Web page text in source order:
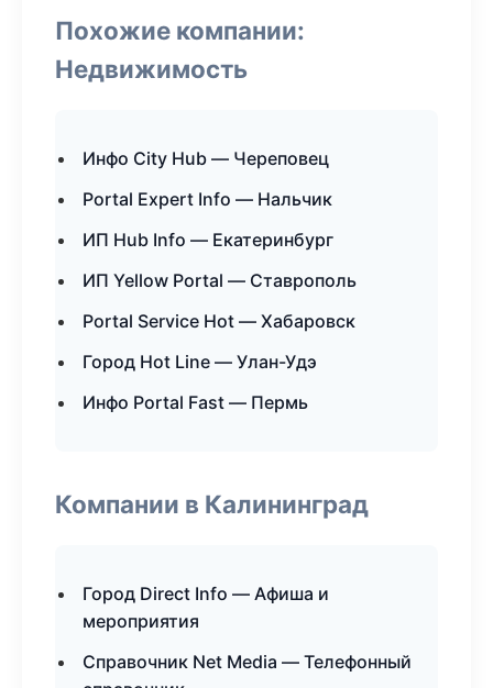
Похожие компании:
Недвижимость
Инфо City Hub — Череповец
Portal Expert Info — Нальчик
ИП Hub Info — Екатеринбург
ИП Yellow Portal — Ставрополь
Portal Service Hot — Хабаровск
Город Hot Line — Улан-Удэ
Инфо Portal Fast — Пермь
Компании в Калининград
Город Direct Info — Афиша и
мероприятия
Справочник Net Media — Телефонный